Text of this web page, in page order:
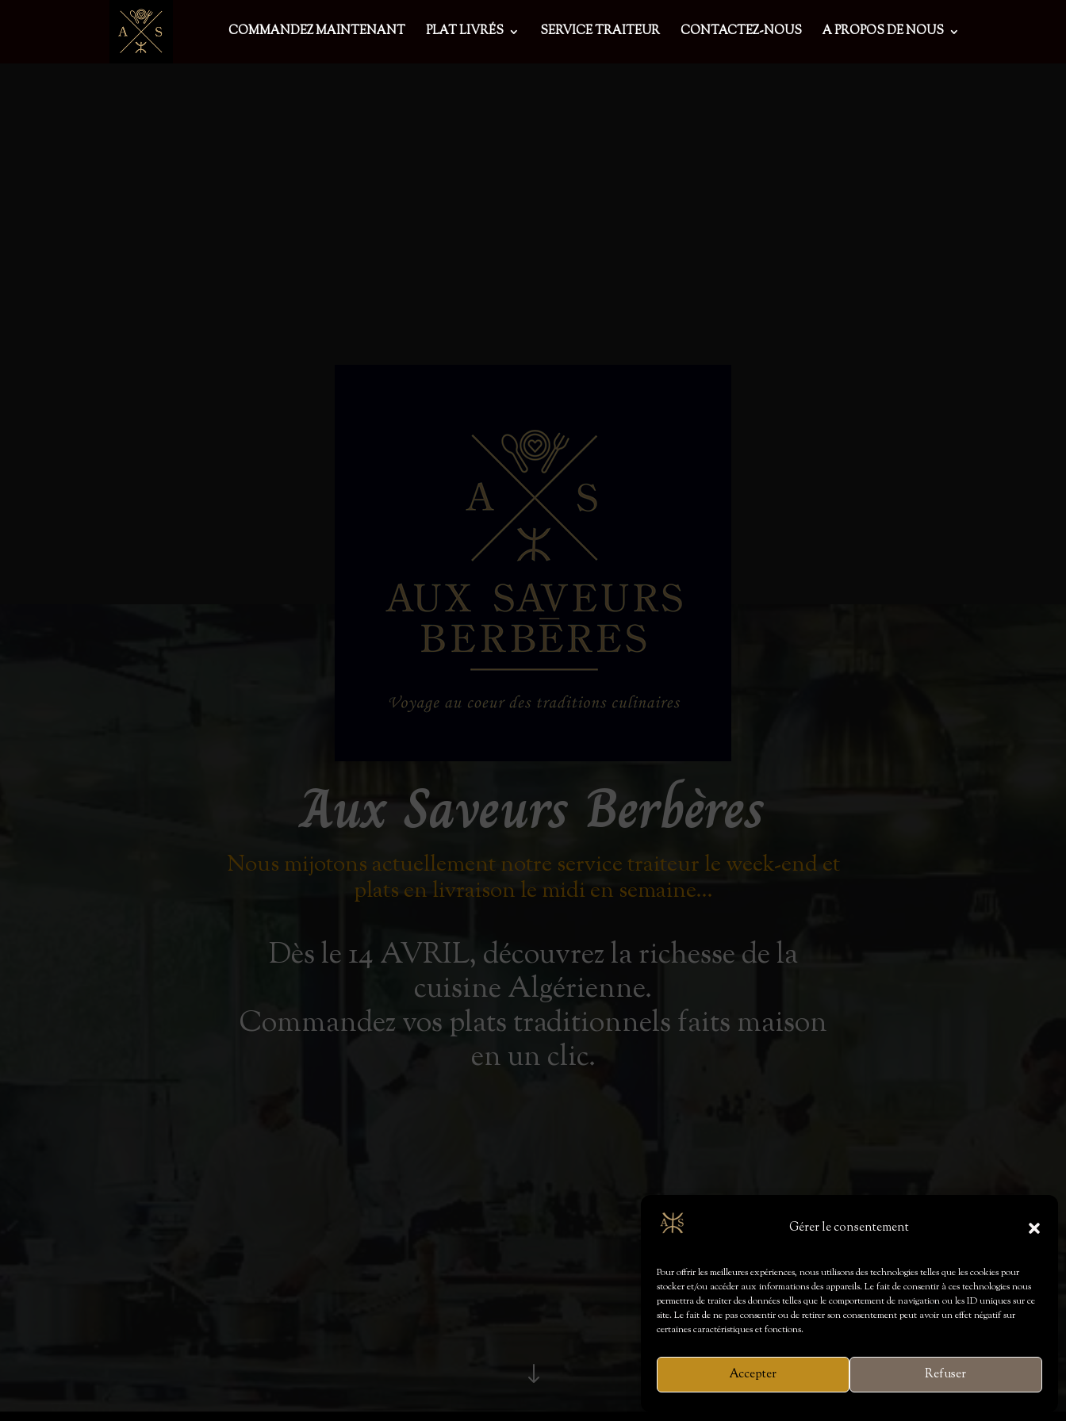
Gérer le consentement
Pour offrir les meilleures expériences, nous utilisons des technologies telles que les cookies pour
stocker et/ou accéder aux informations des appareils. Le fait de consentir à ces technologies nous
permettra de traiter des données telles que le comportement de navigation ou les ID uniques sur ce
site. Le fait de ne pas consentir ou de retirer son consentement peut avoir un effet négatif sur
certaines caractéristiques et fonctions.
Accepter Refuser
COMMANDEZ MAINTENANT PLAT LIVRÉS SERVICE TRAITEUR CONTACTEZ-NOUS A PROPOS DE NOUS
Aux Saveurs Berbères
Nous mijotons actuellement notre service traiteur le week-end et
plats en livraison le midi en semaine...
Dès le 14 AVRIL, découvrez la richesse de la
cuisine Algérienne.
Commandez vos plats traditionnels faits maison
en un clic.
"